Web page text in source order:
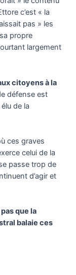
c’est « la
pas » les
propre
largement
citoyens à la
défense est
de la
ces graves
celui de la
passe trop de
d’agir et
que la
balaie ces